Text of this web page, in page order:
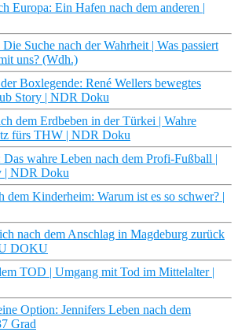
Europa: Ein Hafen nach dem anderen |
Suche nach der Wahrheit | Was passiert
uns? (Wdh.)
Boxlegende: René Wellers bewegtes
Story | NDR Doku
dem Erdbeben in der Türkei | Wahre
fürs THW | NDR Doku
wahre Leben nach dem Profi-Fußball |
| NDR Doku
dem Kinderheim: Warum ist es so schwer? |
nach dem Anschlag in Magdeburg zurück
DOKU
TOD | Umgang mit Tod im Mittelalter |
Option: Jennifers Leben nach dem
Grad